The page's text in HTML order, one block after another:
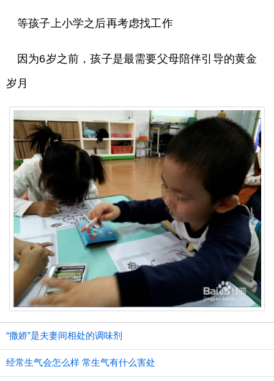
等孩子上小学之后再考虑找工作
因为6岁之前，孩子是最需要父母陪伴引导的黄金
岁月
“撒娇”是夫妻间相处的调味剂
经常生气会怎么样 常生气有什么害处